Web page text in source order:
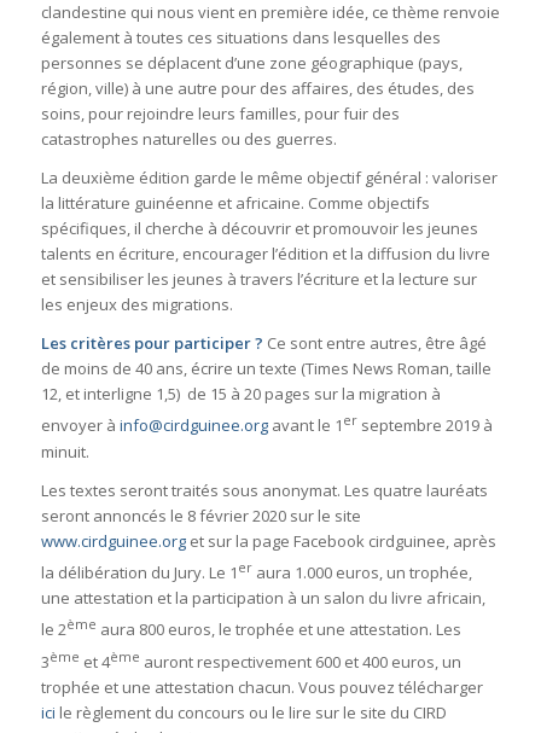
clandestine qui nous vient en première idée, ce thème renvoie
également à toutes ces situations dans lesquelles des
personnes se déplacent d’une zone géographique (pays,
région, ville) à une autre pour des affaires, des études, des
soins, pour rejoindre leurs familles, pour fuir des
catastrophes naturelles ou des guerres.
La deuxième édition garde le même objectif général : valoriser
la littérature guinéenne et africaine. Comme objectifs
spécifiques, il cherche à découvrir et promouvoir les jeunes
talents en écriture, encourager l’édition et la diffusion du livre
et sensibiliser les jeunes à travers l’écriture et la lecture sur
les enjeux des migrations.
Les critères pour participer ? Ce sont entre autres, être âgé
de moins de 40 ans, écrire un texte (Times News Roman, taille
12, et interligne 1,5) de 15 à 20 pages sur la migration à
envoyer à info@cirdguinee.orgavant le 1 erseptembre 2019 à
minuit.
Les textes seront traités sous anonymat. Les quatre lauréats
seront annoncés le 8 février 2020 sur le site
www.cirdguinee.orget sur la page Facebook cirdguinee, après
la délibération du Jury. Le 1 eraura 1.000 euros, un trophée,
une attestation et la participation à un salon du livre africain,
le 2ème aura 800 euros, le trophée et une attestation. Les
3ème et 4ème auront respectivement 600 et 400 euros, un
trophée et une attestation chacun. Vous pouvez télécharger
ici le règlement du concours ou le lire sur le site du CIRD